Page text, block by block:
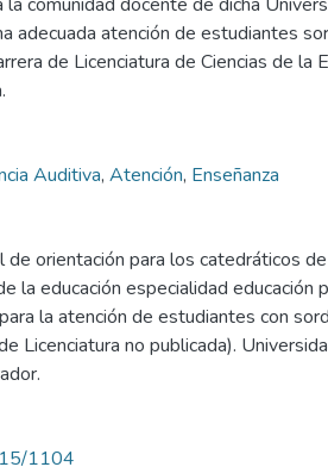
adecuada atención de estudiantes
de Licenciatura de Ciencias de la
Auditiva, Atención, Enseñanza
de orientación para los catedráticos
la educación especialidad educación
la atención de estudiantes con
Licenciatura no publicada).
1104